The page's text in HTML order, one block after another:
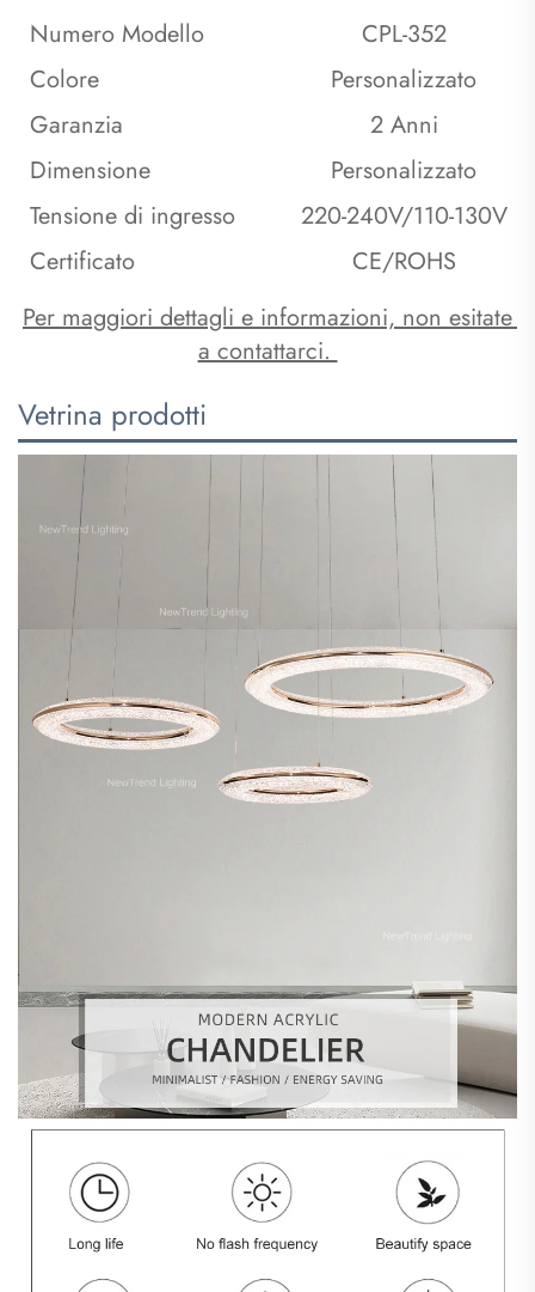
Numero Modello
CPL-352
Colore
Personalizzato
Garanzia
2 Anni
Dimensione
Personalizzato
Tensione di ingresso
220-240V/110-130V
Certificato
CE/ROHS
Per maggiori dettagli e informazioni, non esitate
a contattarci.
Vetrina prodotti